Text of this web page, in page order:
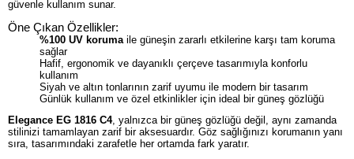
güvenle kullanım sunar.
Öne Çıkan Özellikler:
%100 UV koruma ile güneşin zararlı etkilerine karşı tam koruma
sağlar
Hafif, ergonomik ve dayanıklı çerçeve tasarımıyla konforlu
kullanım
Siyah ve altın tonlarının zarif uyumu ile modern bir tasarım
Günlük kullanım ve özel etkinlikler için ideal bir güneş gözlüğü
Elegance EG 1816 C4, yalnızca bir güneş gözlüğü değil, aynı zamanda
stilinizi tamamlayan zarif bir aksesuardır. Göz sağlığınızı korumanın yanı
sıra, tasarımındaki zarafetle her ortamda fark yaratır.